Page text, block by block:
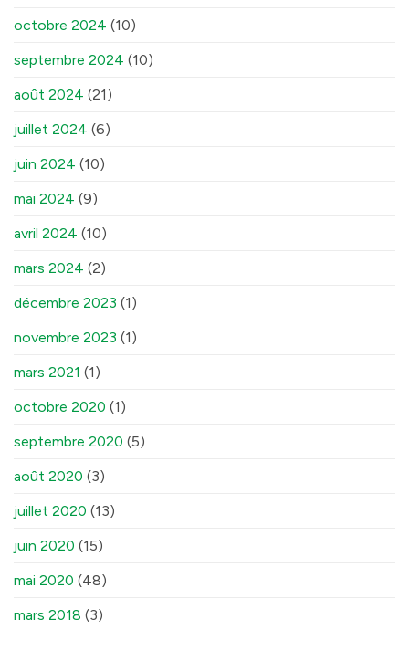
octobre 2024 (10)
septembre 2024 (10)
août 2024 (21)
juillet 2024 (6)
juin 2024 (10)
mai 2024 (9)
avril 2024 (10)
mars 2024 (2)
décembre 2023 (1)
novembre 2023 (1)
mars 2021 (1)
octobre 2020 (1)
septembre 2020 (5)
août 2020 (3)
juillet 2020 (13)
juin 2020 (15)
mai 2020 (48)
mars 2018 (3)